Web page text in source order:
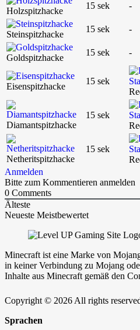
Holzspitzhacke
15 sek -
Steinspitzhacke
15 sek -
Goldspitzhacke
15 sek -
Eisenspitzhacke
15 sek
Diamantspitzhacke
15 sek
Netheritspitzhacke
15 sek
Anmelden
Bitte zum Kommentieren anmelden
0 Comments
Älteste
Neueste Meistbewertet
Minecraft ist eine Marke von
in keiner Verbindung zu Mojang
Inhalte aus Minecraft gemäß den
Copyright © 2026 All rights
Sprachen